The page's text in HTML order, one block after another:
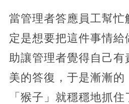
當管理者答應員工幫忙
定是想要把這件事情給
助讓管理者覺得自己
美的答復，于是漸漸的
「猴子」就穩穩地抓